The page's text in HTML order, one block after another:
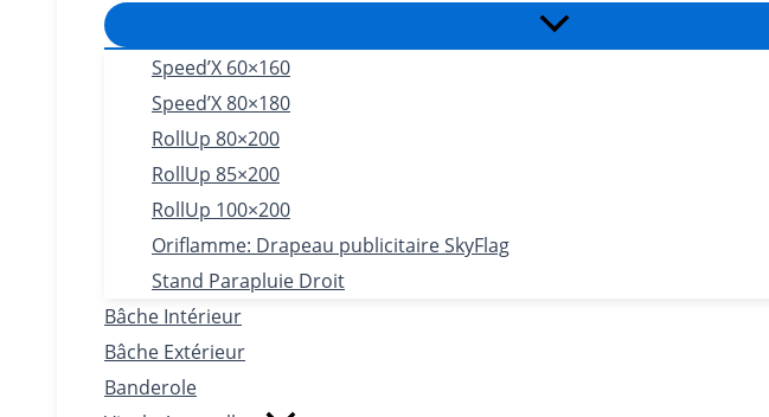
Speed’X 60×160
Speed’X 80×180
RollUp 80×200
RollUp 85×200
RollUp 100×200
Oriflamme: Drapeau publicitaire SkyFlag
Stand Parapluie Droit
Bâche Intérieur
Bâche Extérieur
Banderole